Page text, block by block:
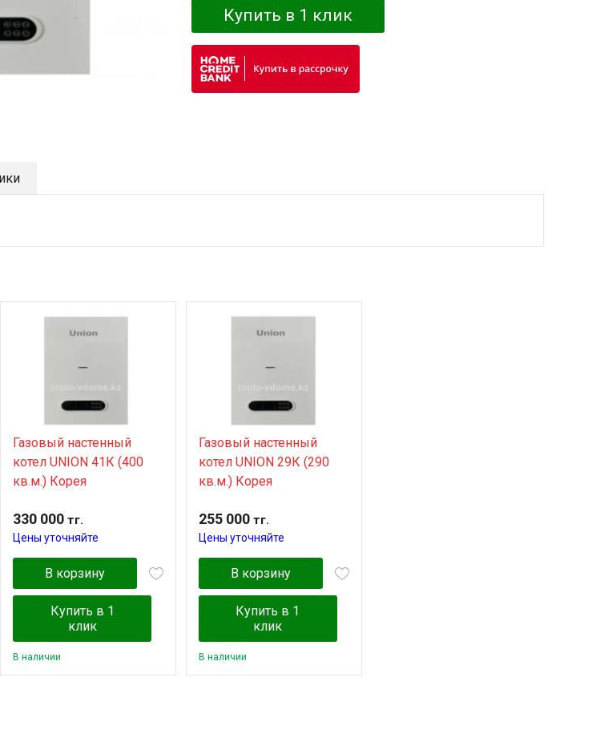
Купить в 1 клик
Газовый настенный
котел UNION 41К (400
кв.м.) Корея
330 000 тг.
Цены уточняйте
В корзину
Купить в 1
клик
В наличии
Газовый настенный
котел UNION 29К (290
кв.м.) Корея
255 000тг.
Цены уточняйте
В корзину
Купить в 1
клик
В наличии